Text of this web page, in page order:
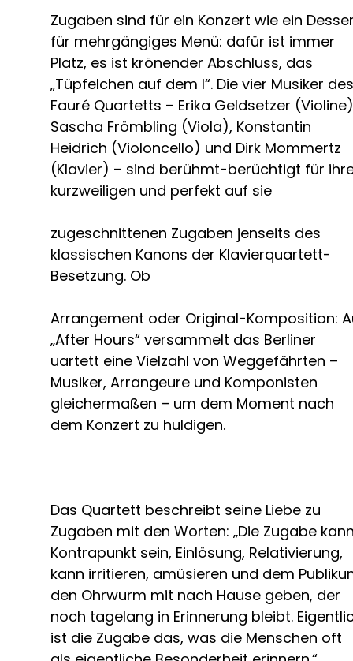
Zugaben sind für ein Konzert wie ein
für mehrgängiges Menü: dafür ist immer
Platz, es ist krönender Abschluss, das
„Tüpfelchen auf dem I“. Die vier Musiker des
Fauré Quartetts – Erika Geldsetzer
Sascha Frömbling (Viola), Konstantin
Heidrich (Violoncello) und Dirk Mommertz
(Klavier) – sind berühmt-berüchtigt für
kurzweiligen und perfekt auf sie
zugeschnittenen Zugaben jenseits des
klassischen Kanons der Klavierquartett-
Besetzung. Ob
Arrangement oder Original-Komposition:
„After Hours“ versammelt das Berliner
uartett eine Vielzahl von Weggefährten –
Musiker, Arrangeure und Komponisten
gleichermaßen – um dem Moment nach
dem Konzert zu huldigen.
Das Quartett beschreibt seine Liebe zu
Zugaben mit den Worten: „Die Zugabe
Kontrapunkt sein, Einlösung, Relativierung,
kann irritieren, amüsieren und dem
den Ohrwurm mit nach Hause geben, der
noch tagelang in Erinnerung bleibt.
ist die Zugabe das, was die Menschen oft